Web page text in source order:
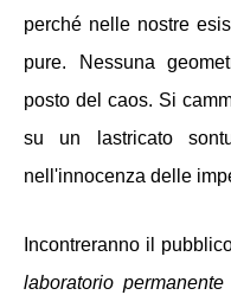
perché nelle nostre
pure. Nessuna
posto del caos. Si
su un lastricato
nell'innocenza delle
Incontreranno il
laboratorio